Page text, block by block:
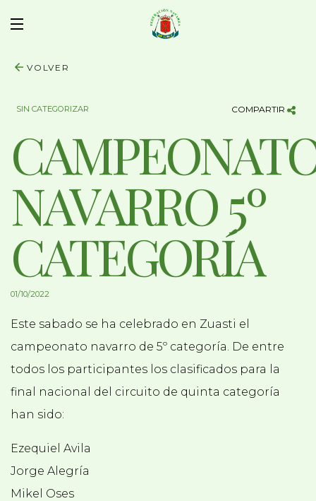
VOLVER
SIN CATEGORIZAR COMPARTIR
NAVARRO 5º
CATEGORÍA
01/10/2022
Este sabado se ha celebrado en Zuasti el
campeonato navarro de 5º categoría. De entre
todos los participantes los clasificados para la
final nacional del circuito de quinta categoría
han sido:
Ezequiel Avila
Jorge Alegría
Mikel Oses